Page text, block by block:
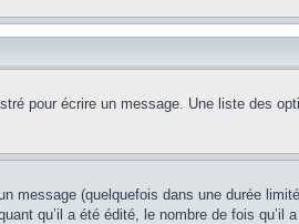
pour écrire un message. Une liste des
message (quelquefois dans une durée
qu’il a été édité, le nombre de fois qu’il